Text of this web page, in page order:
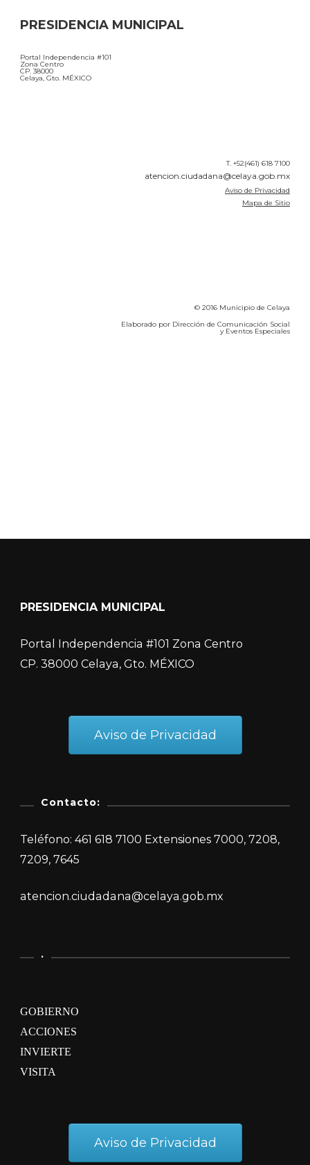
PRESIDENCIA MUNICIPAL
Portal Independencia #101
Zona Centro
CP. 38000
Celaya, Gto. MÉXICO
T. +52(461) 618 7100
atencion.ciudadana@celaya.gob.mx
Aviso de Privacidad
Mapa de Sitio
© 2016 Municipio de Celaya
Elaborado por Dirección de Comunicación Social
y Eventos Especiales
PRESIDENCIA MUNICIPAL
Portal Independencia #101 Zona Centro
CP. 38000 Celaya, Gto. MÉXICO
Aviso de Privacidad
Contacto:
Teléfono: 461 618 7100 Extensiones 7000, 7208,
7209, 7645
atencion.ciudadana@celaya.gob.mx
.
GOBIERNO
ACCIONES
INVIERTE
VISITA
Aviso de Privacidad